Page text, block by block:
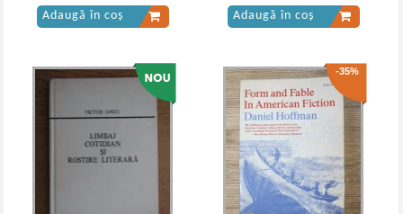
Adaugă în coș Adaugă în coș
-35%